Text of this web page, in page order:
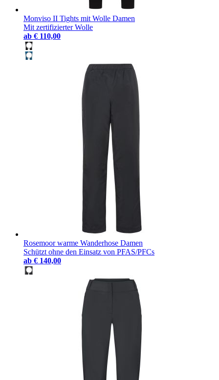
Monviso II Tights mit Wolle Damen
Mit zertifizierter Wolle
ab € 110,00
Rosemoor warme Wanderhose Damen
Schützt ohne den Einsatz von PFAS/PFCs
ab € 140,00